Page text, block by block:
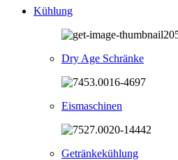
Kühlung
Dry Age Schränke
Eismaschinen
Getränkekühlung